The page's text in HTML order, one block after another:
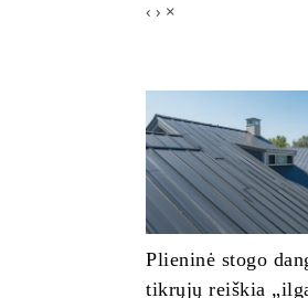
‹ › ×
Plieninė stogo
tikrųjų reiškia